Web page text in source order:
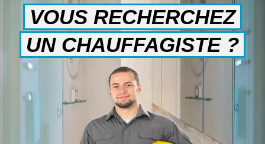
VOUS RECHERCHEZ
UN CHAUFFAGISTE ?